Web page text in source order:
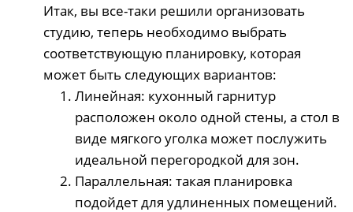
Итак, вы все-таки решили организовать
студию, теперь необходимо выбрать
соответствующую планировку, которая
может быть следующих вариантов:
Линейная: кухонный гарнитур
расположен около одной стены, а стол в
виде мягкого уголка может послужить
идеальной перегородкой для зон.
Параллельная: такая планировка
подойдет для удлиненных помещений.